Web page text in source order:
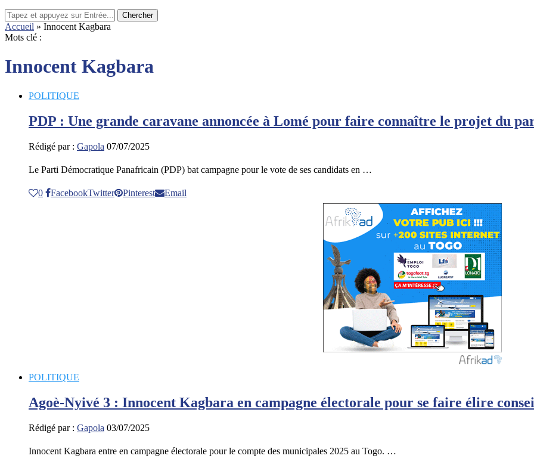
Chercher
Accueil » Innocent Kagbara
Mots clé :
Innocent Kagbara
POLITIQUE
PDP : Une grande caravane annoncée à Lomé pour faire connaître le projet du
Rédigé par : Gapola 07/07/2025
Le Parti Démocratique Panafricain (PDP) bat campagne pour le vote de ses candidats en …
0 FacebookTwitter Pinterest Email
POLITIQUE
Agoè-Nyivé 3 : Innocent Kagbara en campagne électorale pour se faire élire
Rédigé par : Gapola 03/07/2025
Innocent Kagbara entre en campagne électorale pour le compte des municipales 2025 au Togo. …